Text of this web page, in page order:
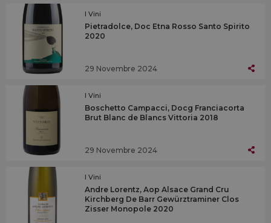
I Vini
Pietradolce, Doc Etna Rosso Santo Spirito
2020
29 Novembre 2024
I Vini
Boschetto Campacci, Docg Franciacorta
Brut Blanc de Blancs Vittoria 2018
29 Novembre 2024
I Vini
Andre Lorentz, Aop Alsace Grand Cru
Kirchberg De Barr Gewürztraminer Clos
Zisser Monopole 2020